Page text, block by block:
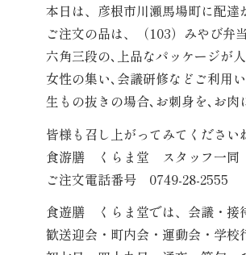
本日は、彦根市川瀬馬場町に配達
ご注文の品は、（103）みやび弁当
六角三段の､上品なパッケージが
女性の集い､会議研修などご利用
生もの抜きの場合､お刺身を､お肉
皆様も召し上がってみてください
食游膳 くらま堂 スタッフ一同
ご注文電話番号 0749-28-2555
食遊膳 くらま堂では、会議・接
歓送迎会・町内会・運動会・学校